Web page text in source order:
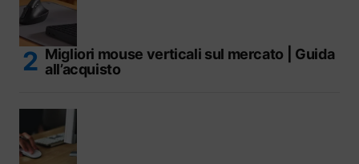
Migliori mouse verticali sul mercato | Guida
all’acquisto